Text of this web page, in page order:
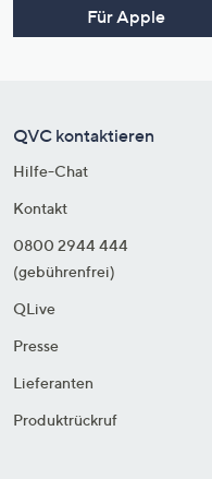
Für Apple
QVC kontaktieren
Hilfe-Chat
Kontakt
0800 2944 444
(gebührenfrei)
QLive
Presse
Lieferanten
Produktrückruf